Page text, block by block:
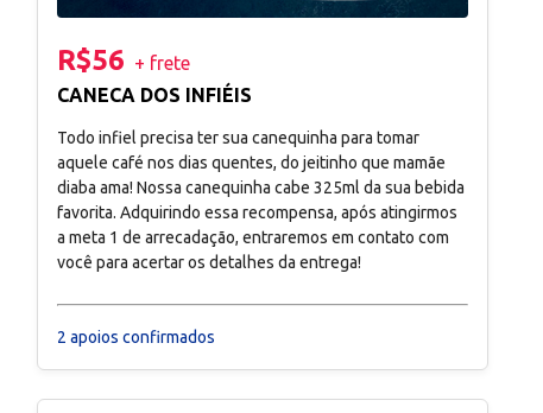
R$56 + frete
CANECA DOS INFIÉIS
Todo infiel precisa ter sua canequinha para tomar
aquele café nos dias quentes, do jeitinho que mamãe
diaba ama! Nossa canequinha cabe 325ml da sua bebida
favorita. Adquirindo essa recompensa, após atingirmos
a meta 1 de arrecadação, entraremos em contato com
você para acertar os detalhes da entrega!
2 apoios confirmados